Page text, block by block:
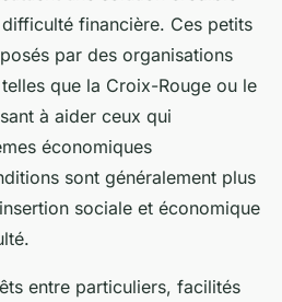
financière. Ces petits
par des organisations
que la Croix-Rouge ou le
à aider ceux qui
économiques
sont généralement plus
sociale et économique
entre particuliers, facilités